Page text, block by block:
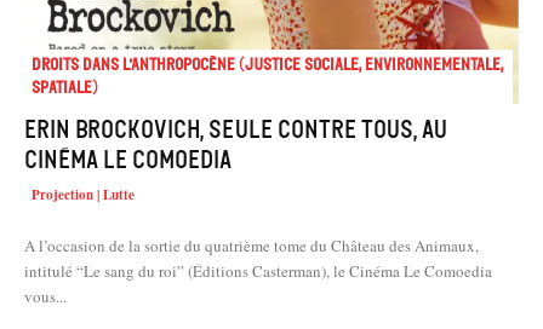
Droits dans l’anthropocène (Justice sociale, environnementale,
spatiale)
Erin Brockovich, seule contre tous, au
cinéma le Comoedia
Projection | Lutte
A l’occasion de la sortie du quatrième tome du Château des Animaux,
intitulé “Le sang du roi” (Éditions Casterman), le Cinéma Le Comoedia
vous...